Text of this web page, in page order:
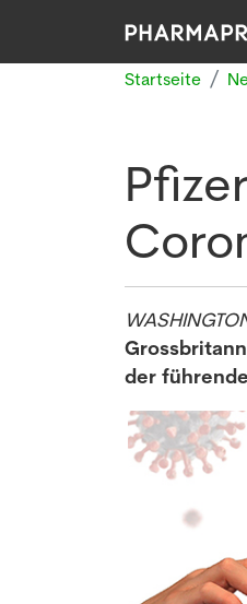
Startseite
der